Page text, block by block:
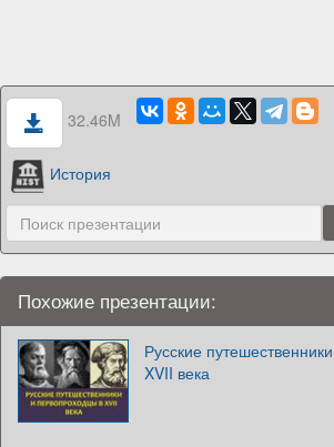
32.46M
История
Похожие презентации:
Русские
XVII века